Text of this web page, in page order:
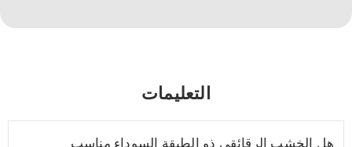
التعليمات
هل الخشب الرقائقي ذو الطبقة السوداء مناسب